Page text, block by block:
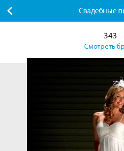
Свадебные
343
Смотреть